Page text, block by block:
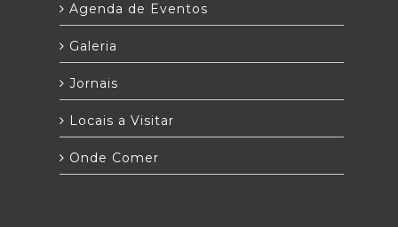
Agenda de Eventos
Galeria
Jornais
Locais a Visitar
Onde Comer